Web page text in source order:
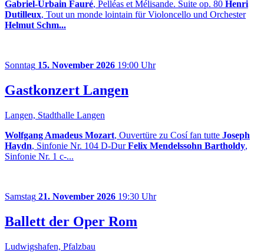
Gabriel-Urbain Fauré, Pelléas et Mélisande. Suite op. 80 Henri
Dutilleux, Tout un monde lointain für Violoncello und Orchester
Helmut Schm...
Sonntag 15. November 2026 19:00 Uhr
Gastkonzert Langen
Langen, Stadthalle Langen
Wolfgang Amadeus Mozart, Ouvertüre zu Cosí fan tutte Joseph
Haydn, Sinfonie Nr. 104 D-DurFelix Mendelssohn Bartholdy,
Sinfonie Nr. 1 c-...
Samstag 21. November 2026 19:30 Uhr
Ballett der Oper Rom
Ludwigshafen, Pfalzbau